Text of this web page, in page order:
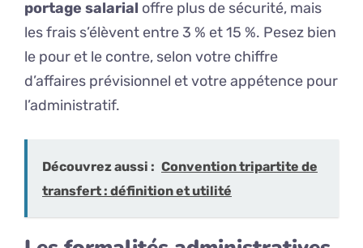
portage salarial offre plus de sécurité, mais
les frais s’élèvent entre 3 % et 15 %. Pesez bien
le pour et le contre, selon votre chiffre
d’affaires prévisionnel et votre appétence pour
l’administratif.
Découvrez aussi : Convention tripartite de
transfert : définition et utilité